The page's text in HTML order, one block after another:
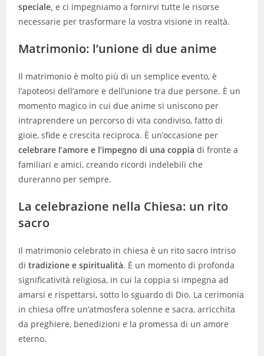
speciale, e ci impegniamo a fornirvi tutte le risorse
necessarie per trasformare la vostra visione in realtà.
Matrimonio: l’unione di due anime
Il matrimonio è molto più di un semplice evento, è
l’apoteosi dell’amore e dell’unione tra due persone. È un
momento magico in cui due anime si uniscono per
intraprendere un percorso di vita condiviso, fatto di
gioie, sfide e crescita reciproca. È un’occasione per
celebrare l’amore e l’impegno di una coppia di fronte a
familiari e amici, creando ricordi indelebili che
dureranno per sempre.
La celebrazione nella Chiesa: un rito
sacro
Il matrimonio celebrato in chiesa è un rito sacro intriso
ditradizione e spiritualità. È un momento di profonda
significatività religiosa, in cui la coppia si impegna ad
amarsi e rispettarsi, sotto lo sguardo di Dio. La cerimonia
in chiesa offre un’atmosfera solenne e sacra, arricchita
da preghiere, benedizioni e la promessa di un amore
eterno.